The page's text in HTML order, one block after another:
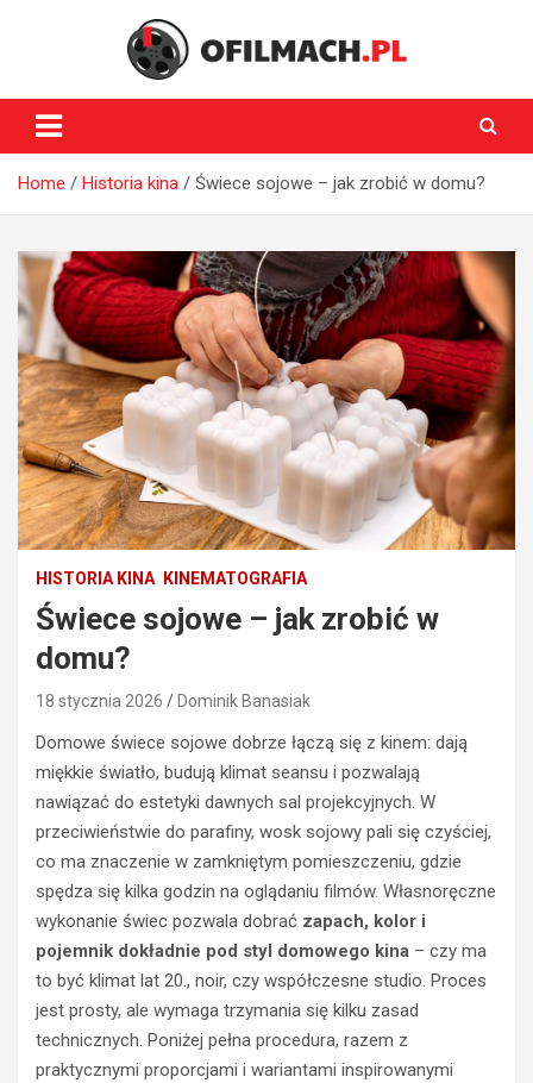
oFilmach.pl
Home Historia kina Świece sojowe – jak zrobić w domu?
HISTORIA KINA KINEMATOGRAFIA
Świece sojowe – jak zrobić w
domu?
18 stycznia 2026 Dominik Banasiak
Domowe świece sojowe dobrze łączą się z kinem: dają
miękkie światło, budują klimat seansu i pozwalają
nawiązać do estetyki dawnych sal projekcyjnych. W
przeciwieństwie do parafiny, wosk sojowy pali się czyściej,
co ma znaczenie w zamkniętym pomieszczeniu, gdzie
spędza się kilka godzin na oglądaniu filmów. Własnoręczne
wykonanie świec pozwala dobrać zapach, kolor i
pojemnik dokładnie pod styl domowego kina – czy ma
to być klimat lat 20., noir, czy współczesne studio. Proces
jest prosty, ale wymaga trzymania się kilku zasad
technicznych. Poniżej pełna procedura, razem z
praktycznymi proporcjami i wariantami inspirowanymi